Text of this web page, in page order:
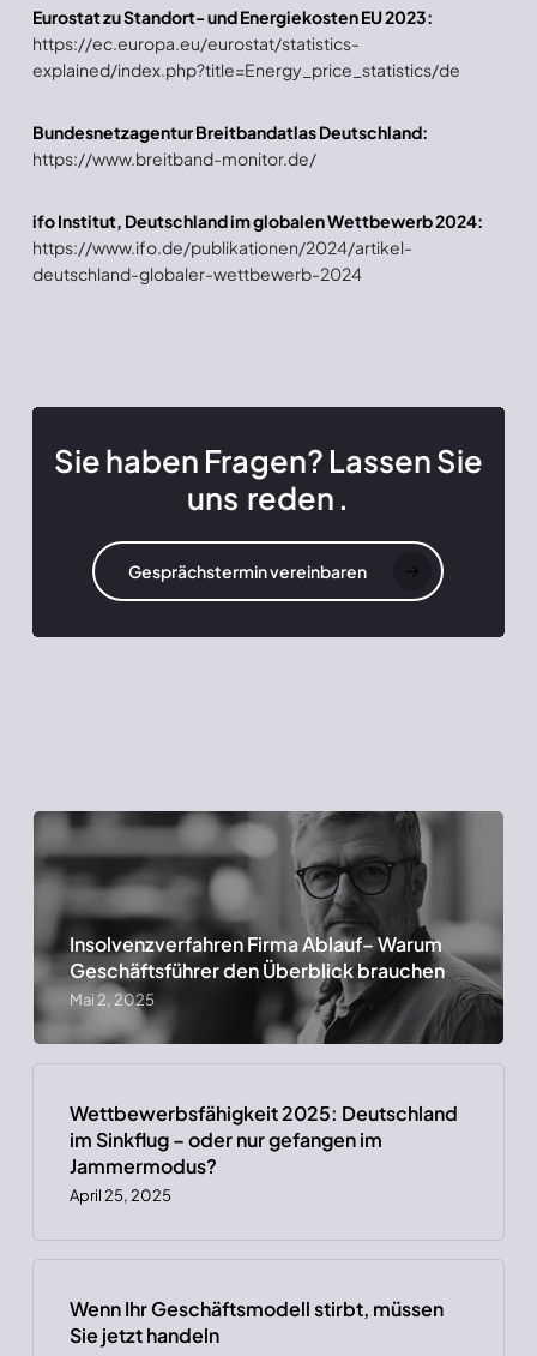
Eurostat zu Standort- und Energiekosten EU 2023:
https://ec.europa.eu/eurostat/statistics-
explained/index.php?title=Energy_price_statistics/de
Bundesnetzagentur Breitbandatlas Deutschland:
https://www.breitband-monitor.de/
ifo Institut, Deutschland im globalen Wettbewerb 2024:
https://www.ifo.de/publikationen/2024/artikel-
deutschland-globaler-wettbewerb-2024
Sie haben Fragen? Lassen Sie
uns reden .
Gesprächstermin vereinbaren
Insolvenzverfahren Firma Ablauf– Warum
Geschäftsführer den Überblick brauchen
Mai 2, 2025
Wettbewerbsfähigkeit 2025: Deutschland
im Sinkflug – oder nur gefangen im
Jammermodus?
April 25, 2025
Wenn Ihr Geschäftsmodell stirbt, müssen
Sie jetzt handeln